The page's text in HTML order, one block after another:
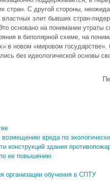
стран. С другой стороны,
элит бывших стран-
основано на понимании утраты
в биполярной схеме, на
в новом «мировом государстве».
без идеологической основы
возмещению вреда по
конструкций здания
ее повышению
организации обучения в СПТУ